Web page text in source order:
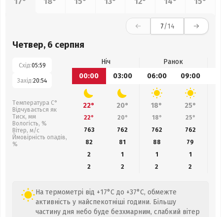
7/14
Четвер, 6 серпня
Схід:05:59
Захід:20:54
Температура С°
Відчувається як
Тиск, мм
Вологість, %
Вітер, м/с
Ймовірність опадів,
%
Ніч
Ранок
00:00
03:00 06:00 09:00
22° 20° 18° 25°
22° 20° 18° 25°
763
762 762 762
82
81 88 79
2
1 1
1
2
2 2 2
На термометрі від +17°C до +37°C, обмежте
активність у найспекотніші години. Більшу
частину дня небо буде безхмарним, слабкий вітер